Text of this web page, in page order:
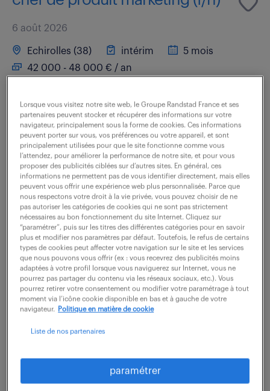
6 août 2026
Echirolles (38) intérim
5 mois
42 000 - 48 000 € / an
cycle de vie de votre gamme de produits et guidez les
choix stratégiques de l'entreprise. Dans le cadre de
vos missions de veille, vous...
voir l'offre
chef de produit (f/h)
28 juillet 2026
St Priest (69) intérim
18 mois
Conditionnés pour le marché de l'Électronique en
Europe, vous serez le pivot entre la stratégie
Lorsque vous visitez notre site web, le Groupe Randstad France et ses
partenaires peuvent stocker et récupérer des informations sur votre
navigateur, principalement sous la forme de cookies. Ces informations
peuvent porter sur vous, vos préférences ou votre appareil, et sont
principalement utilisées pour que le site fonctionne comme vous
l’attendez, pour améliorer la performance de notre site, et pour vous
proposer des publicités ciblées sur d’autres sites. En général, ces
informations ne permettent pas de vous identifier directement, mais elles
peuvent vous offrir une expérience web plus personnalisée. Parce que
nous respectons votre droit à la vie privée, vous pouvez choisir de ne
pas autoriser les catégories de cookies qui ne sont pas strictement
nécessaires au bon fonctionnement du site Internet. Cliquez sur
“paramétrer”, puis sur les titres des différentes catégories pour en savoir
plus et modifier nos paramètres par défaut. Toutefois, le refus de certains
types de cookies peut affecter votre navigation sur le site et les services
que nous pouvons vous offrir (ex : vous recevrez des publicités moins
adaptées à votre profil lorsque vous naviguerez sur Internet, vous ne
pourrez pas partager du contenu via les réseaux sociaux, etc.). Vous
pourrez retirer votre consentement ou modifier votre paramétrage à tout
moment via l’icône cookie disponible en bas et à gauche de votre
navigateur.
Politique en matière de cookie
Liste de nos partenaires
paramétrer